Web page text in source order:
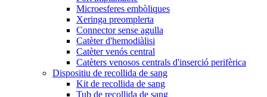
Microesferes embòliques
Xeringa preomplerta
Connector sense agulla
Catèter d'hemodiàlisi
Catèter venós central
Catèters venosos centrals d'inserció perifèrica
Dispositiu de recollida de sang
Kit de recollida de sang
Tub de recollida de sang